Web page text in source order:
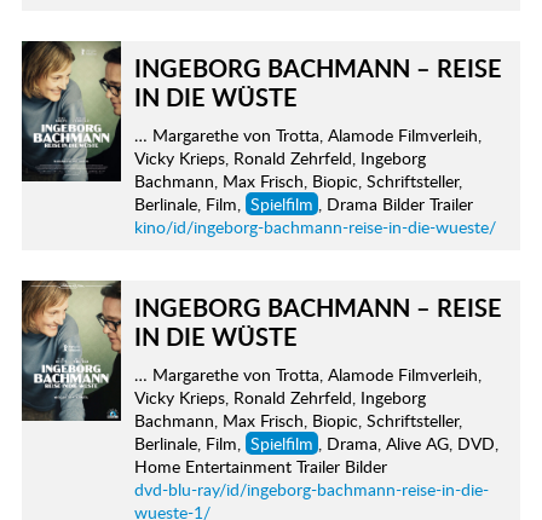
INGEBORG BACHMANN – REISE
IN DIE WÜSTE
… Margarethe von Trotta, Alamode Filmverleih,
Vicky Krieps, Ronald Zehrfeld, Ingeborg
Bachmann, Max Frisch, Biopic, Schriftsteller,
Berlinale, Film, Spielfilm , Drama Bilder Trailer
kino/id/ingeborg-bachmann-reise-in-die-wueste/
INGEBORG BACHMANN – REISE
IN DIE WÜSTE
… Margarethe von Trotta, Alamode Filmverleih,
Vicky Krieps, Ronald Zehrfeld, Ingeborg
Bachmann, Max Frisch, Biopic, Schriftsteller,
Berlinale, Film, Spielfilm , Drama, Alive AG, DVD,
Home Entertainment Trailer Bilder
dvd-blu-ray/id/ingeborg-bachmann-reise-in-die-
wueste-1/